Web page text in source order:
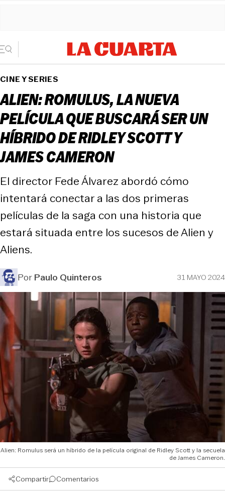
CINE Y SERIES
ALIEN: ROMULUS, LA NUEVA
PELÍCULA QUE BUSCARÁ SER UN
HÍBRIDO DE RIDLEY SCOTT Y
JAMES CAMERON
El director Fede Álvarez abordó cómo
intentará conectar a las dos primeras
películas de la saga con una historia que
estará situada entre los sucesos de Alien y
Aliens.
PorPaulo Quinteros 31 MAYO 2024
Alien: Romulus será un híbrido de la película original de Ridley Scott y la secuela
de James Cameron.
Compartir Comentarios